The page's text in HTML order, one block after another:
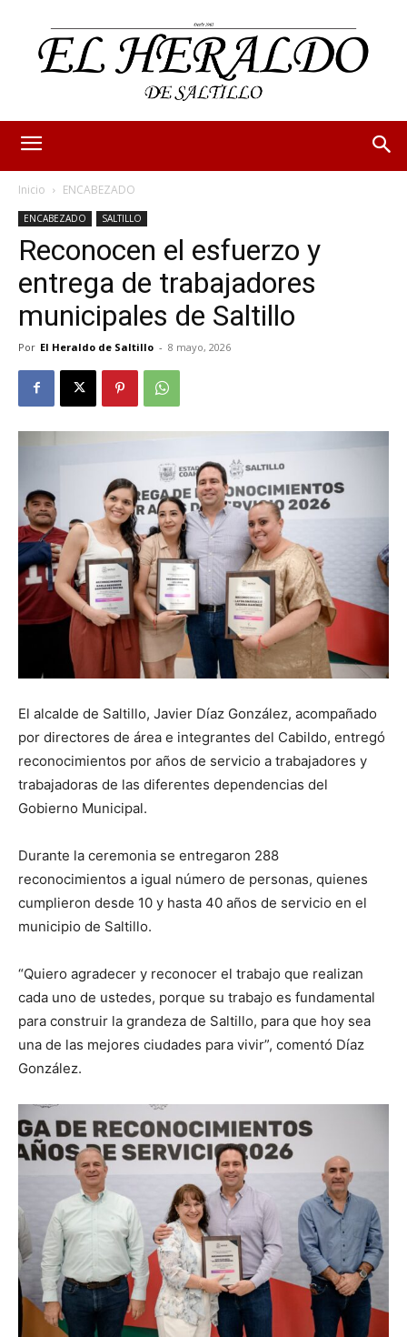
Inicio ENCABEZADO
ENCABEZADO SALTILLO
Reconocen el esfuerzo y
entrega de trabajadores
municipales de Saltillo
Por El Heraldo de Saltillo - 8 mayo, 2026
El alcalde de Saltillo, Javier Díaz González, acompañado
por directores de área e integrantes del Cabildo, entregó
reconocimientos por años de servicio a trabajadores y
trabajadoras de las diferentes dependencias del
Gobierno Municipal.
Durante la ceremonia se entregaron 288
reconocimientos a igual número de personas, quienes
cumplieron desde 10 y hasta 40 años de servicio en el
municipio de Saltillo.
“Quiero agradecer y reconocer el trabajo que realizan
cada uno de ustedes, porque su trabajo es fundamental
para construir la grandeza de Saltillo, para que hoy sea
una de las mejores ciudades para vivir”, comentó Díaz
González.